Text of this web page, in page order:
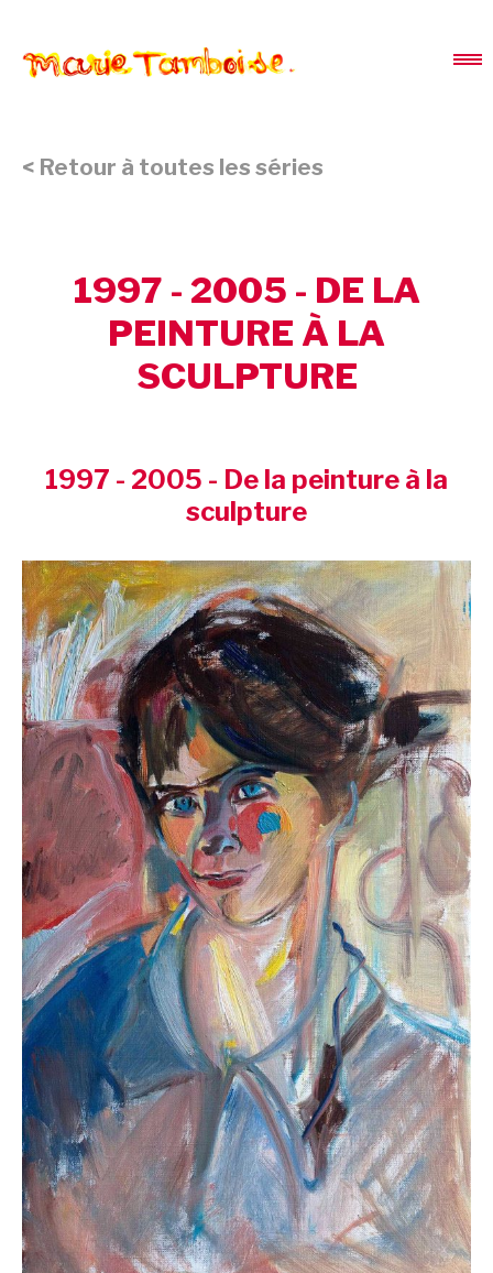
< Retour à toutes les séries
1997 - 2005 - DE LA
PEINTURE À LA
SCULPTURE
1997 - 2005 - De la peinture à la
sculpture